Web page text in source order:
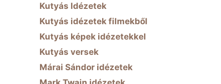
Kutyás Idézetek
Kutyás idézetek filmekből
Kutyás képek idézetekkel
Kutyás versek
Márai Sándor idézetek